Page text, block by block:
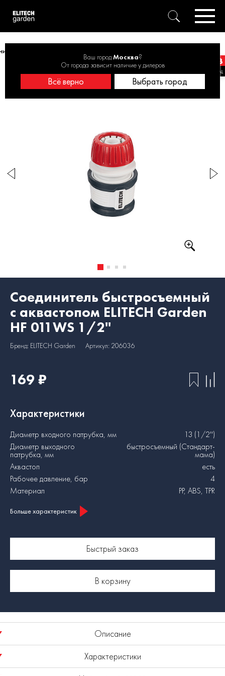
Ваш городМосква?
От города зависит наличие у дилеров
Всё верно Выбрать город
быстросъемный с аквастопом ELITECH Garden HF 011WS 1/2''
Соединитель быстросъемный
с аквастопом ELITECH Garden
HF 011WS 1/2''
Бренд: ELITECH Garden Артикул: 206036
169 ₽
Характеристики
Диаметр входного патрубка, мм
13 (1/2'')
Диаметр выходного
патрубка, мм
быстросъемный (Стандарт-
мама)
Аквастоп
есть
Рабочее давление, бар
4
Материал
PP, ABS, TPR
Больше характеристик
Быстрый заказ
В корзину
Описание
Соединитель для шланга 13 мм 1/2'' с аквастопом HF 011WS
Характеристики